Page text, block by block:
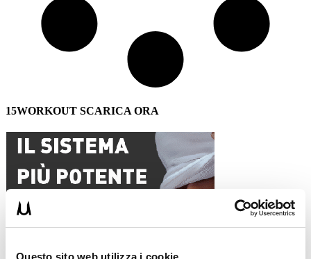
Questo sito web utilizza i cookie
15WORKOUT SCARICA ORA